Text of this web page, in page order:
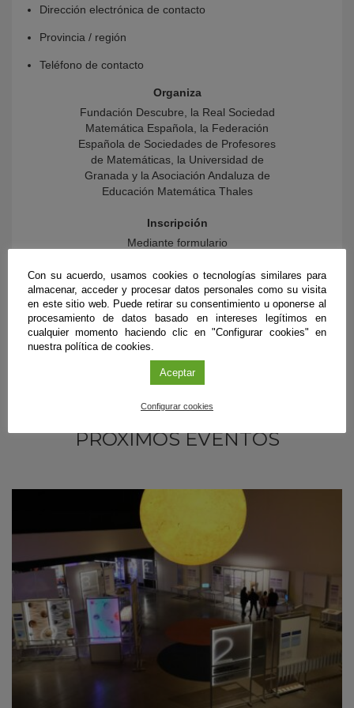
Dirección electrónica de contacto
Provincia / región
Teléfono de contacto
Organiza
Fundación Descubre, la Real Sociedad
Matemática Española, la Federación
Española de Sociedades de Profesores
de Matemáticas, la Universidad de
Granada y la Asociación Andaluza de
Educación Matemática Thales
Inscripción
Mediante formulario
PRÓXIMOS EVENTOS
Con su acuerdo, usamos cookies o tecnologías similares para
almacenar, acceder y procesar datos personales como su visita
en este sitio web. Puede retirar su consentimiento u oponerse al
procesamiento de datos basado en intereses legítimos en
cualquier momento haciendo clic en "Configurar cookies" en
nuestra política de cookies.
Aceptar
Configurar cookies